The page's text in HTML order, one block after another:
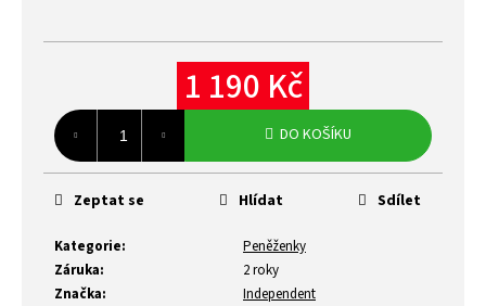
1 190 Kč
Měrná
cena:
DO KOŠÍKU
Kategorie:
Peněženky
Záruka:
2 roky
Značka:
Independent
Zeptat se Hlídat Sdílet